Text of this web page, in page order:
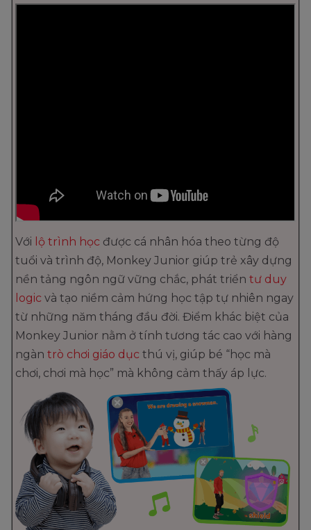
Với lộ trình học được cá nhân hóa theo từng độ
tuổi và trình độ, Monkey Junior giúp trẻ xây dựng
nền tảng ngôn ngữ vững chắc, phát triển tư duy
logic và tạo niềm cảm hứng học tập tự nhiên ngay
từ những năm tháng đầu đời. Điểm khác biệt của
Monkey Junior nằm ở tính tương tác cao với hàng
ngàn trò chơi giáo dục thú vị, giúp bé “học mà
chơi, chơi mà học” mà không cảm thấy áp lực.